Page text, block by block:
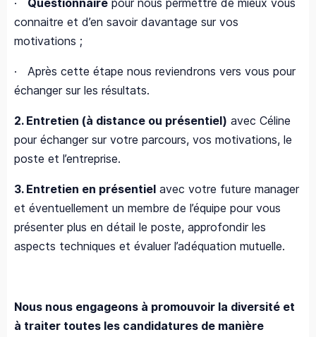
· Questionnaire pour nous permettre de mieux vous
connaitre et d’en savoir davantage sur vos
motivations ;
· Après cette étape nous reviendrons vers vous pour
échanger sur les résultats.
2. Entretien (à distance ou présentiel) avec Céline
pour échanger sur votre parcours, vos motivations, le
poste et l’entreprise.
3. Entretien en présentiel avec votre future manager
et éventuellement un membre de l’équipe pour vous
présenter plus en détail le poste, approfondir les
aspects techniques et évaluer l’adéquation mutuelle.
Nous nous engageons à promouvoir la diversité et
à traiter toutes les candidatures de manière